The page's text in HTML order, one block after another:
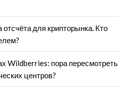
для крипторынка. Кто
Wildberries: пора пересмотреть
центров?